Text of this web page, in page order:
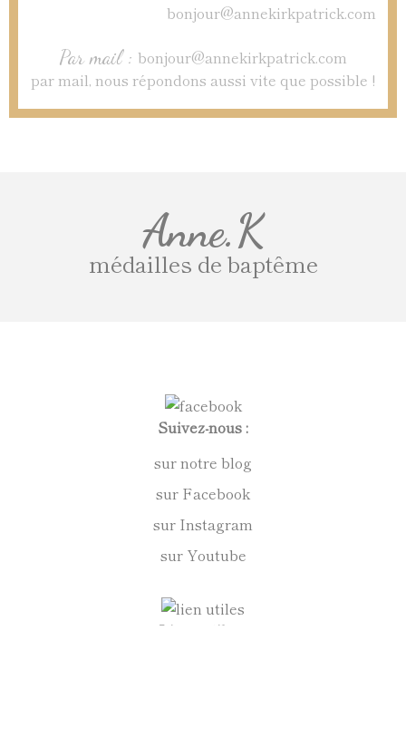
Par mail : bonjour@annekirkpatrick.com
par mail, nous répondons aussi vite que possible !
Anne.K
médailles de baptême
Suivez-nous :
sur notre blog
sur Facebook
sur Instagram
sur Youtube
Liens utiles :